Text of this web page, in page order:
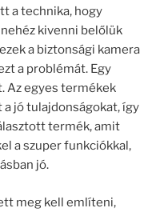
a technika, hogy
kivenni belőlük
a biztonsági kamera
a problémát. Egy
Az egyes termékek
jó tulajdonságokat, így
termék, amit
a szuper funkciókkal,
jó.
meg kell említeni,